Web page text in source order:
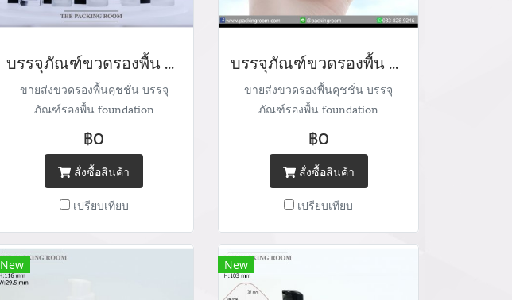
บรรจุภัณฑ์ขวดรองพื้น ตลับคุชชั่น ขายส่งขวดรองพื้น foundation bootle/ cushion tube บรรจุภัณฑ์แก้ว Glass tube จำหน่ายบรรจุภัณฑ์เครื่องสำอางทุกประเภท
ขายส่งขวดรองพื้นคุชชั่น บรรจุ
ภัณฑ์รองพื้น foundation
packaging cushion case จำหน่าย
บรรจุภัณฑ์เครื่องสำอางทุกประเภท
Tel : (+66) 020 462 506-105
Mobile: 083 828 9246 Email:
marketing@packingroom.com/
sale@packingroom.com/
thepackingroomchannel@gmail.com
฿0
สั่งซื้อสินค้า
เปรียบเทียบ
บรรจุภัณฑ์ขวดรองพื้น ตลับคุชชั่น ขวดรองพื้น foundation bootle/ cushion tube บรรจุภัณฑ์แก้ว Glass tube จำหน่ายบรรจุภัณฑ์เครื่องสำอางทุกประเภท
ขายส่งขวดรองพื้นคุชชั่น บรรจุ
ภัณฑ์รองพื้น foundation
packaging cushion case จำหน่าย
บรรจุภัณฑ์เครื่องสำอางทุกประเภท
Tel : (+66) 020 462 506-105
Mobile: 083 828 9246 Email:
marketing@packingroom.com/
sale@packingroom.com/
thepackingroomchannel@gmail.com
฿0
สั่งซื้อสินค้า
เปรียบเทียบ
New New